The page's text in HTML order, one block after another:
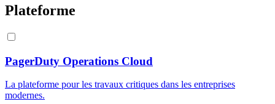
Plateforme
PagerDuty Operations Cloud
La plateforme pour les travaux critiques dans les entreprises
modernes.